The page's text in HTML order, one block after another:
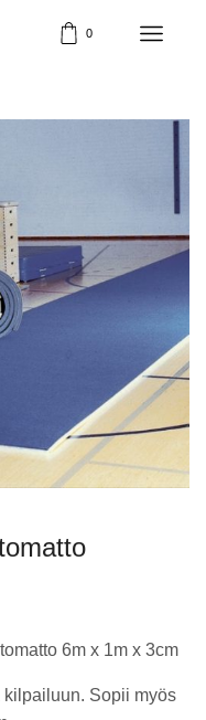
0
6m x 1m x 3cm
Sopii myös